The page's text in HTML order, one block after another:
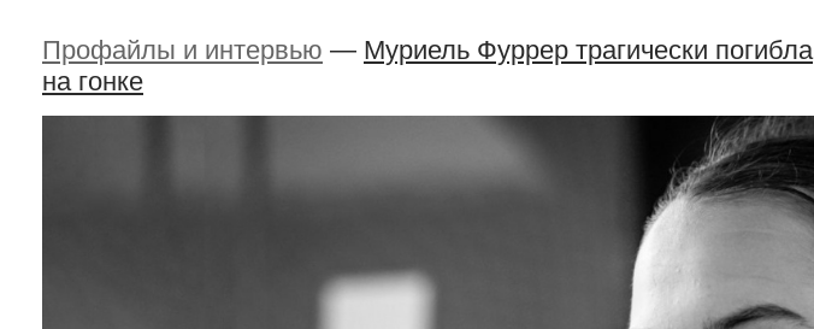
Профайлы и интервью — Муриель Фуррер трагически погибла
на гонке